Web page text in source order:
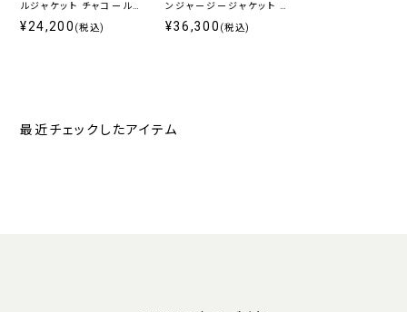
ルジャケット チャコール無
地
¥24,200 (税込)
ンジャージージャケット グ
レーヘリンボーン
¥36,300 (税込)
最近チェックしたアイテム